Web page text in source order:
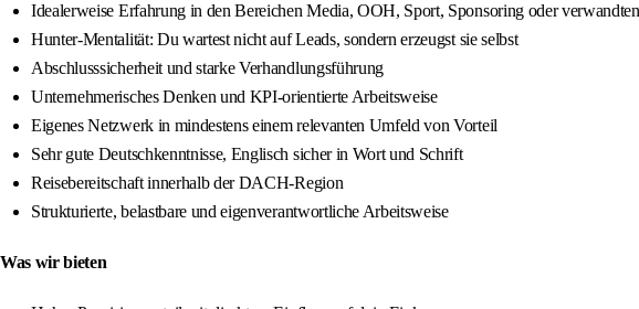
Idealerweise Erfahrung in den Bereichen Media, OOH, Sport, Sponsoring oder
Hunter-Mentalität: Du wartest nicht auf Leads, sondern erzeugst sie selbst
Abschlusssicherheit und starke Verhandlungsführung
Unternehmerisches Denken und KPI-orientierte Arbeitsweise
Eigenes Netzwerk in mindestens einem relevanten Umfeld von Vorteil
Sehr gute Deutschkenntnisse, Englisch sicher in Wort und Schrift
Reisebereitschaft innerhalb der DACH-Region
Strukturierte, belastbare und eigenverantwortliche Arbeitsweise
Was wir bieten